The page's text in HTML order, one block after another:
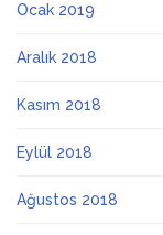
Ocak 2019
Aralık 2018
Kasım 2018
Eylül 2018
Ağustos 2018